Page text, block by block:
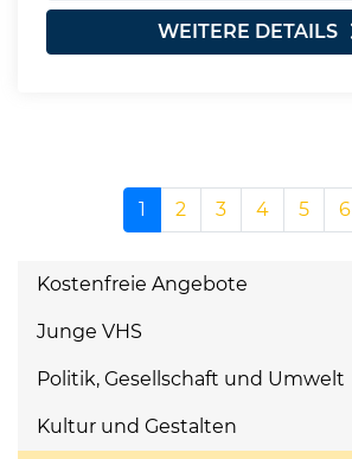
WEITERE DETAILS
1 2 3 4 5 6
Kostenfreie Angebote
Junge VHS
Politik, Gesellschaft und Umwelt
Kultur und Gestalten